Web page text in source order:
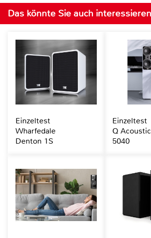
Das könnte Sie auch
Einzeltest
Wharfedale
Denton 1S
Einzeltest
Q
5040